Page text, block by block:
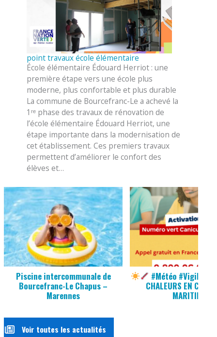
point travaux école élémentaire
École élémentaire Édouard Herriot : une
première étape vers une école plus
moderne, plus confortable et plus durable
La commune de Bourcefranc-Le a achevé la
1ʳᵉ phase des travaux de rénovation de
l’école élémentaire Édouard Herriot, une
étape importante dans la modernisation de
cet établissement. Ces premiers travaux
permettent d’améliorer le confort des
élèves et…
Piscine intercommunale de
Bourcefranc-Le Chapus –
Marennes
#Météo #Vigilance
CHALEURS EN
MARITIME
Voir toutes les actualités